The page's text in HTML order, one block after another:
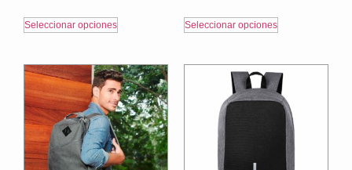
Seleccionar opciones Seleccionar opciones